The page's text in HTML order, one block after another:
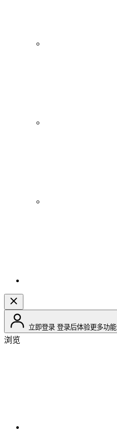
立即登录 登录后体验更多功能
浏览